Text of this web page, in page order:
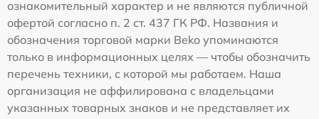
ознакомительный характер и не являются публичной
офертой согласно п. 2 ст. 437 ГК РФ. Названия и
обозначения торговой марки Beko упоминаются
только в информационных целях — чтобы обозначить
перечень техники, с которой мы работаем. Наша
организация не аффилирована с владельцами
указанных товарных знаков и не представляет их